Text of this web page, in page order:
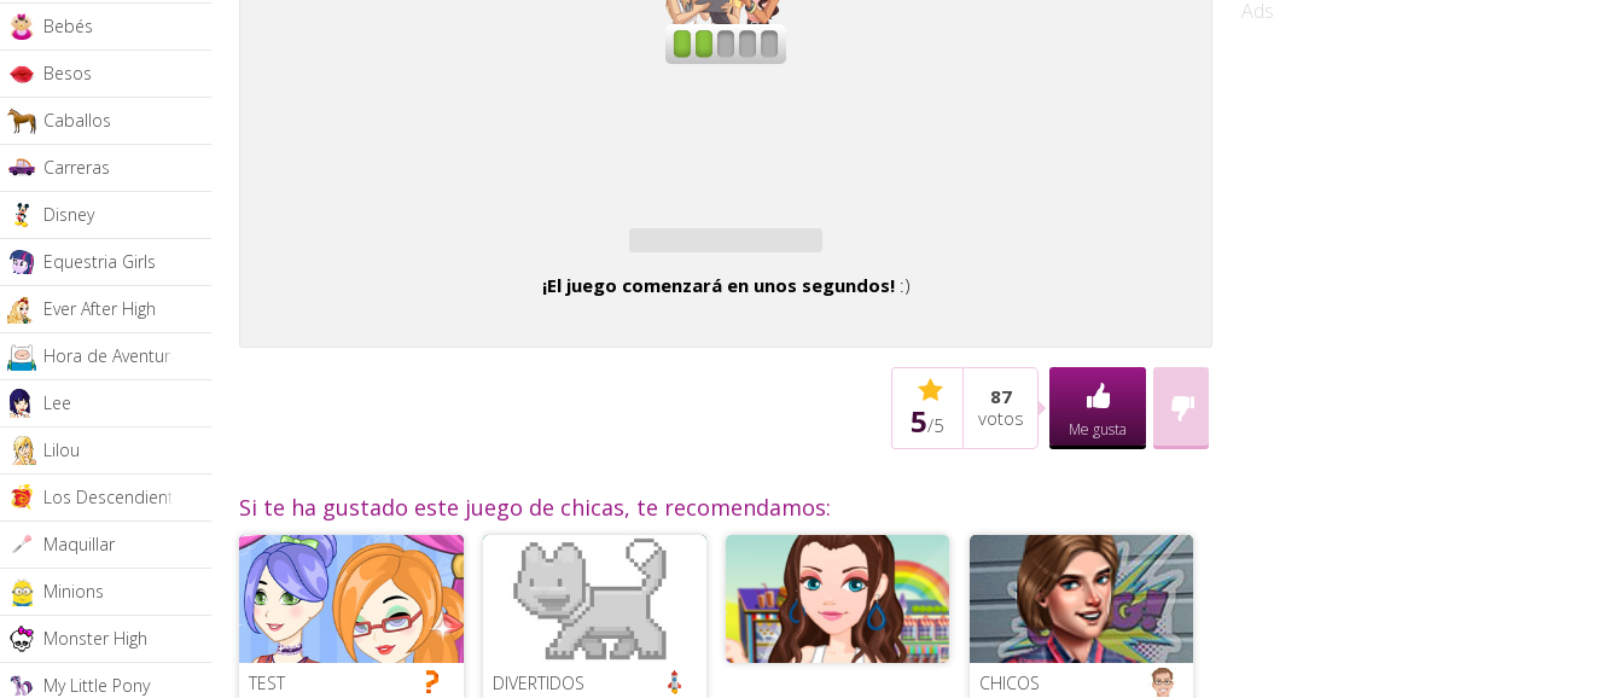
Bebés
Besos
Caballos
Carreras
Disney
Equestria Girls
Ever After High
Hora de Aventura
Lee
Lilou
Los Descendientes
Maquillar
Minions
Monster High
My Little Pony
¡El juego comenzará en unos segundos!:)
5/5
87
votos
Me gusta
Si te ha gustado este juego de chicas, te recomendamos:
TEST DIVERTIDOS CHICOS
Ads